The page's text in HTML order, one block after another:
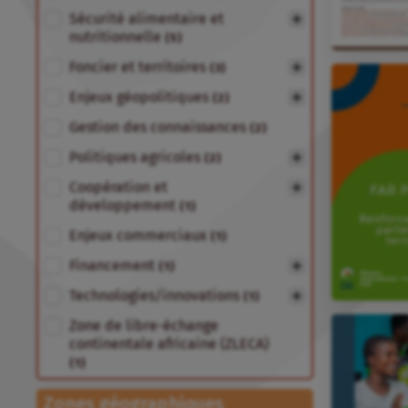
Sécurité alimentaire et
nutritionnelle
Foncier et territoires
Enjeux géopolitiques
Gestion des connaissances
Politiques agricoles
Coopération et
développement
Enjeux commerciaux
Financement
Technologies/innovations
Zone de libre-échange
continentale africaine (ZLECA)
Zones géographiques